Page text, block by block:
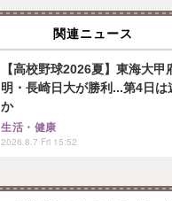
関連ニュース
【高校野球2026夏】東海大
明・長崎日大が勝利...第4日
か
生活・健康
2026.8.7 Fri 15:52